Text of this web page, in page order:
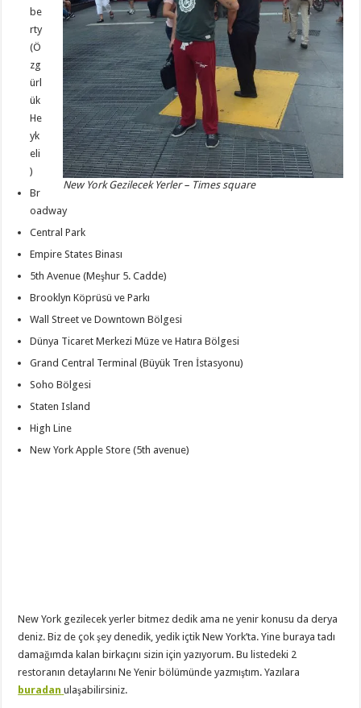
New York Gezilecek Yerler – Times square
be
rty
(Ö
zg
ürl
ük
He
yk
eli
)
Br
oadway
Central Park
Empire States Binası
5th Avenue (Meşhur 5. Cadde)
Brooklyn Köprüsü ve Parkı
Wall Street ve Downtown Bölgesi
Dünya Ticaret Merkezi Müze ve Hatıra Bölgesi
Grand Central Terminal (Büyük Tren İstasyonu)
Soho Bölgesi
Staten Island
High Line
New York Apple Store (5th avenue)
New York gezilecek yerler bitmez dedik ama ne yenir konusu da derya
deniz. Biz de çok şey denedik, yedik içtik New York’ta. Yine buraya tadı
damağımda kalan birkaçını sizin için yazıyorum. Bu listedeki 2
restoranın detaylarını Ne Yenir bölümünde yazmıştım. Yazılara
buradan ulaşabilirsiniz.